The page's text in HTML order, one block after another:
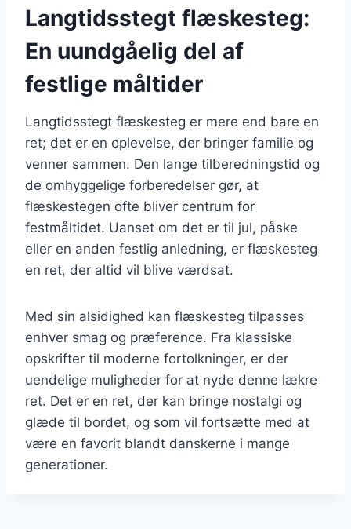
Langtidsstegt flæskesteg:
En uundgåelig del af
festlige måltider
Langtidsstegt flæskesteg er mere end bare en
ret; det er en oplevelse, der bringer familie og
venner sammen. Den lange tilberedningstid og
de omhyggelige forberedelser gør, at
flæskestegen ofte bliver centrum for
festmåltidet. Uanset om det er til jul, påske
eller en anden festlig anledning, er flæskesteg
en ret, der altid vil blive værdsat.
Med sin alsidighed kan flæskesteg tilpasses
enhver smag og præference. Fra klassiske
opskrifter til moderne fortolkninger, er der
uendelige muligheder for at nyde denne lækre
ret. Det er en ret, der kan bringe nostalgi og
glæde til bordet, og som vil fortsætte med at
være en favorit blandt danskerne i mange
generationer.